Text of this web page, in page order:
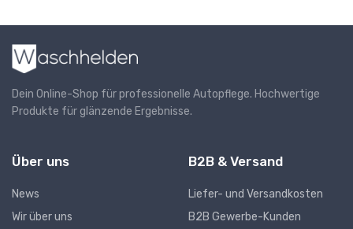
Dein Online-Shop für professionelle Autopflege. Hochwertige
Produkte für glänzende Ergebnisse.
Über uns
News
Wir über uns
B2B & Versand
Liefer- und Versandkosten
B2B Gewerbe-Kunden